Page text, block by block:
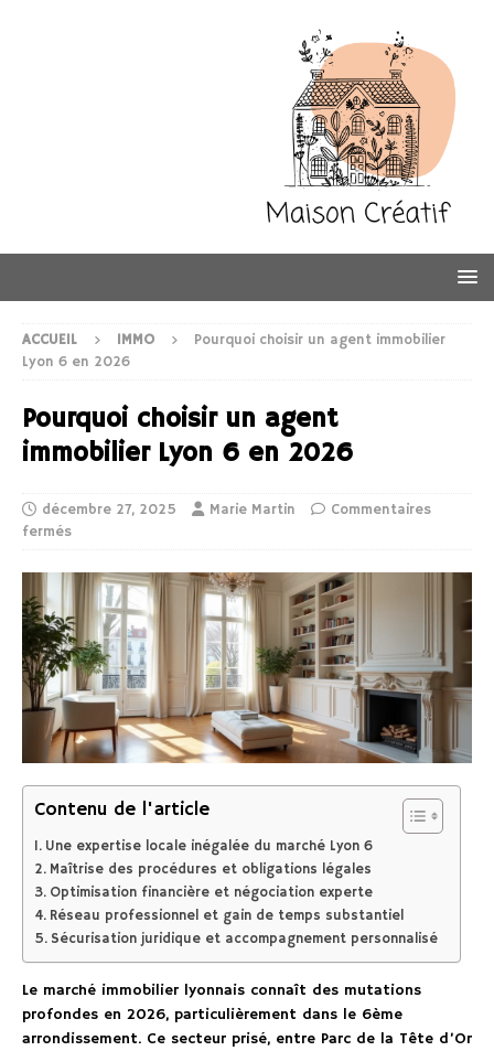
ACCUEIL IMMO
Pourquoi choisir un agent immobilier
Lyon 6 en 2026
Pourquoi choisir un agent
immobilier Lyon 6 en 2026
décembre 27, 2025 Marie Martin
Commentaires
fermés
Contenu de l'article
Une expertise locale inégalée du marché Lyon 6
Maîtrise des procédures et obligations légales
Optimisation financière et négociation experte
Réseau professionnel et gain de temps substantiel
Sécurisation juridique et accompagnement personnalisé
Le marché immobilier lyonnais connaît des mutations
profondes en 2026, particulièrement dans le 6ème
arrondissement. Ce secteur prisé, entre Parc de la Tête d’Or